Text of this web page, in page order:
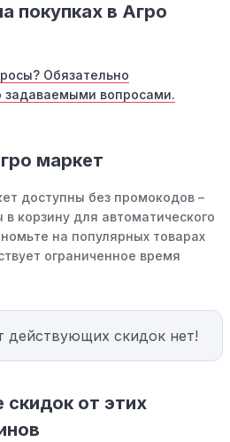
покупках в Агро
Обязательно
задаваемыми вопросами.
маркет
доступны без промокодов –
корзину для автоматического
на популярных товарах
ограниченное время
скидок нет!
от этих